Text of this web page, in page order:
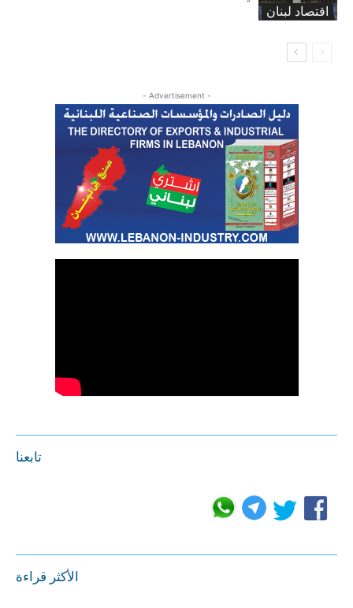
اقتصاد لبنان
- Advertisement -
تابعنا
الأكثر قراءة